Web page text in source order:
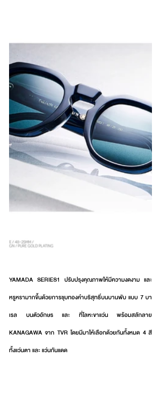
YAMADA SERIES1 ปรับปรุงคุณภาพให้มีความงดงาม และ
หรูหรามากขึ้นด้วยการชุบทองคำบริสุทธิ์บนบานพับ แบบ 7 บา
เรล บนตัวอักษร และ ที่โลหะขาแว่น พร้อมสลักลาย
KANAGAWA จาก TVR โดยมีมาให้เลือกด้วยกันทั้งหมด 4 สี
ทั้งแว่นตา และ แว่นกันแดด